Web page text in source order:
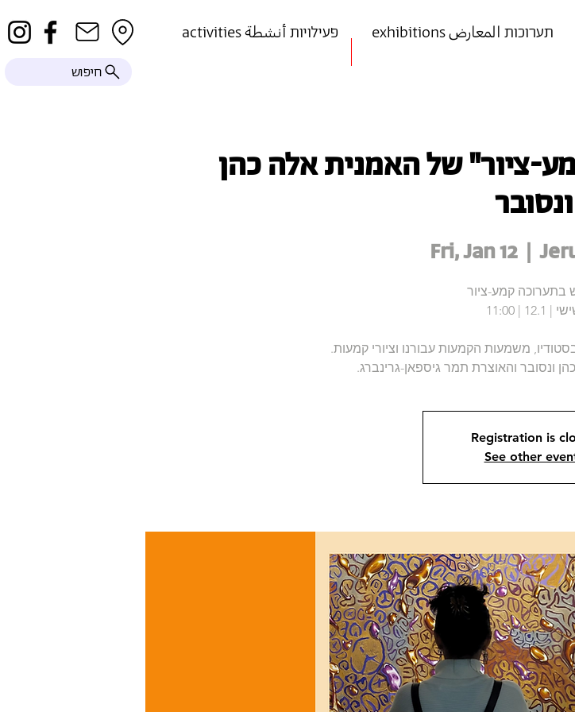
חיפוש
activities פעילויות أنشطة exhibitions תערוכות المعارض
ציור" של האמנית אלה כהן
ונסובר
Fri, Jan 12
  |
ונסובר והאוצרת תמר גיספאן-גרינברג.
Registration is
See other